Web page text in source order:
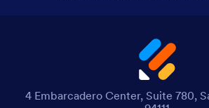
4 Embarcadero Center, Suite 780,